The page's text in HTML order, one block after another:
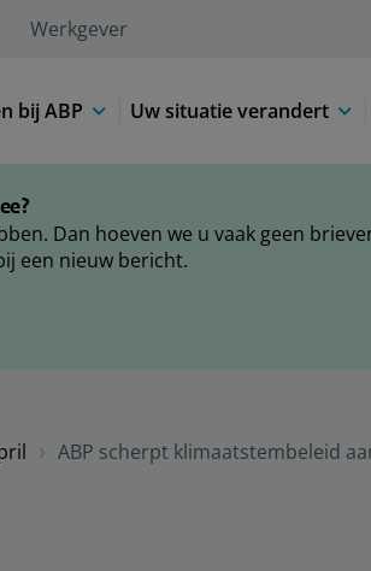
Werkgever
bij ABP Uw situatie verandert
Dan hoeven we u vaak geen
een nieuw bericht.
ABP scherpt klimaatstembeleid